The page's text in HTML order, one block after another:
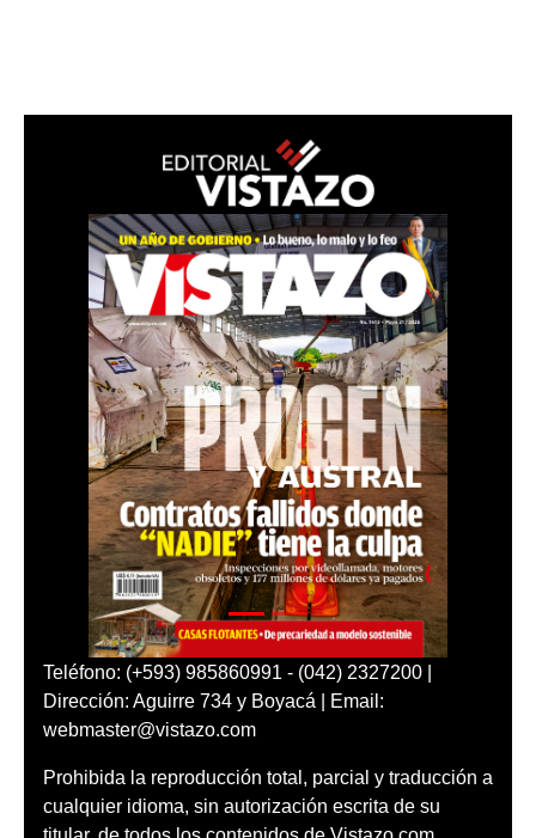
Teléfono: (+593) 985860991 - (042) 2327200 |
Dirección: Aguirre 734 y Boyacá | Email:
webmaster@vistazo.com
Prohibida la reproducción total, parcial y traducción a
cualquier idioma, sin autorización escrita de su